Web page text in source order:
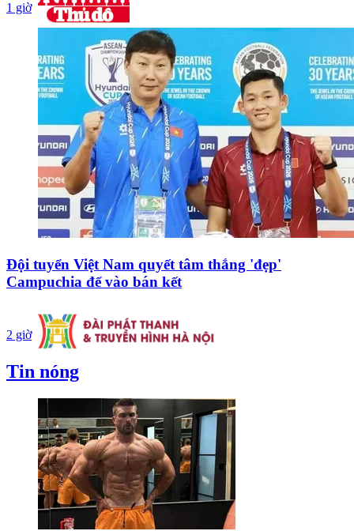
1 giờ
Đội tuyển Việt Nam quyết tâm thắng 'đẹp'
Campuchia để vào bán kết
2 giờ
Tin nóng